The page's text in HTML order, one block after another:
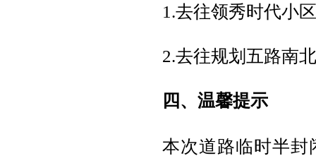
1.去往领秀时代小
2.去往规划五路南
四、温馨提示
本次道路临时半封